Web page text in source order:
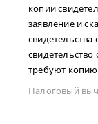
копии
заявление и
требуют копию
Налоговый